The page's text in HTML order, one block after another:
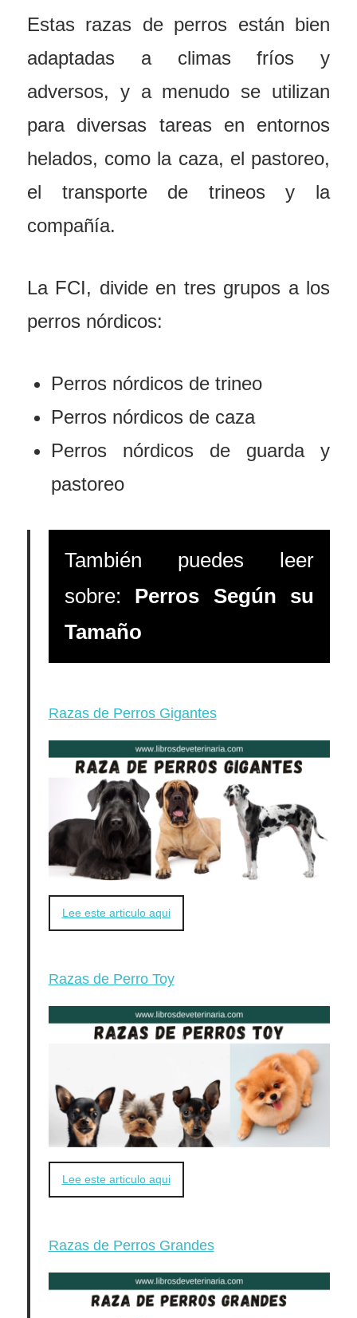
Estas razas de perros están bien
adaptadas a climas fríos y
adversos, y a menudo se utilizan
para diversas tareas en entornos
helados, como la caza, el pastoreo,
el transporte de trineos y la
compañía.
La FCI, divide en tres grupos a los
perros nórdicos:
Perros nórdicos de trineo
Perros nórdicos de caza
Perros nórdicos de guarda y
pastoreo
También puedes leer
sobre: Perros Según su
Tamaño
Razas de Perros Gigantes
Lee este articulo aqui
Razas de Perro Toy
Lee este articulo aqui
Razas de Perros Grandes